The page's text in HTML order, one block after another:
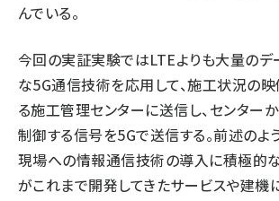
んでいる。
今回の実証実験ではLTEよりも大量の
な5G通信技術を応用して、施工状況の
る施工管理センターに送信し、センター
制御する信号を5Gで送信する。前述のよ
現場への情報通信技術の導入に積極的
がこれまで開発してきたサービスや建機